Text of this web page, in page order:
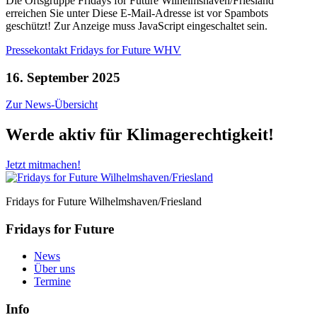
erreichen Sie unterDiese E-Mail-Adresse ist vor Spambots
geschützt! Zur Anzeige muss JavaScript eingeschaltet sein.
Pressekontakt Fridays for Future WHV
16. September 2025
Zur News-Übersicht
Werde aktiv für Klimagerechtigkeit!
Jetzt mitmachen!
Fridays for Future Wilhelmshaven/Friesland
Fridays for Future
News
Über uns
Termine
Info